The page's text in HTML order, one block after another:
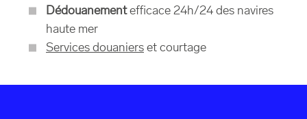
Dédouanementefficace 24h/24 des navires
haute mer
Services douaniers et courtage